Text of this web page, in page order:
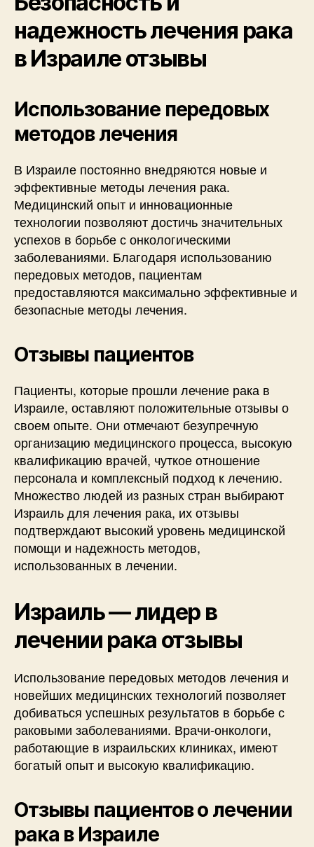
надежность лечения рака
в Израиле отзывы
Использование передовых
методов лечения
В Израиле постоянно внедряются новые и
эффективные методы лечения рака.
Медицинский опыт и инновационные
технологии позволяют достичь значительных
успехов в борьбе с онкологическими
заболеваниями. Благодаря использованию
передовых методов, пациентам
предоставляются максимально эффективные и
безопасные методы лечения.
Отзывы пациентов
Пациенты, которые прошли лечение рака в
Израиле, оставляют положительные отзывы о
своем опыте. Они отмечают безупречную
организацию медицинского процесса, высокую
квалификацию врачей, чуткое отношение
персонала и комплексный подход к лечению.
Множество людей из разных стран выбирают
Израиль для лечения рака, их отзывы
подтверждают высокий уровень медицинской
помощи и надежность методов,
использованных в лечении.
Израиль — лидер в
лечении рака отзывы
Использование передовых методов лечения и
новейших медицинских технологий позволяет
добиваться успешных результатов в борьбе с
раковыми заболеваниями. Врачи-онкологи,
работающие в израильских клиниках, имеют
богатый опыт и высокую квалификацию.
Отзывы пациентов о лечении
рака в Израиле